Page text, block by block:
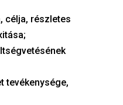
célja, részletes
tevékenysége,